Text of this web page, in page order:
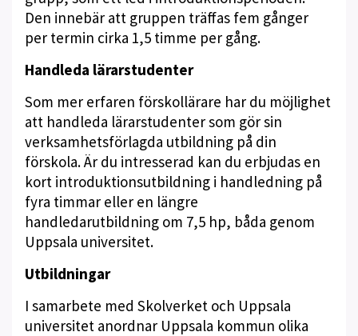
Den innebär att gruppen träffas fem gånger
per termin cirka 1,5 timme per gång.
Handleda lärarstudenter
Som mer erfaren förskollärare har du möjlighet
att handleda lärarstudenter som gör sin
verksamhetsförlagda utbildning på din
förskola. Är du intresserad kan du erbjudas en
kort introduktionsutbildning i handledning på
fyra timmar eller en längre
handledarutbildning om 7,5 hp, båda genom
Uppsala universitet.
Utbildningar
I samarbete med Skolverket och Uppsala
universitet anordnar Uppsala kommun olika